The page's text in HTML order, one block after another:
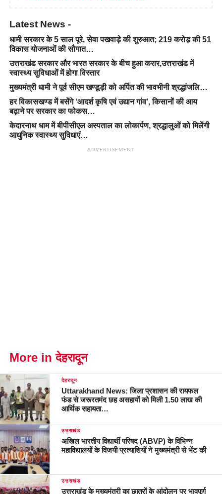
Latest News -
धामी सरकार के 5 साल पूरे, सेवा पखवाड़े की शुरुआत; 219 करोड़ की 51
विकास योजनाओं की सौगात…
उत्तराखंड सरकार और भारत सरकार के बीच हुआ करार,उत्तराखंड में
स्वास्थ्य सुविधाओं में होगा विस्तार
मुख्यमंत्री धामी ने पूर्व सीएम खण्डूड़ी को अर्पित की भावभीनी श्रद्धांजलि…
हर विकासखण्ड में बसेंगे ‘आदर्श कृषि एवं उद्यान गांव’, किसानों की आय
बढ़ाने पर सरकार का फोकस…
केदारनाथ धाम में बीपीसीएल अस्पताल का लोकार्पण, श्रद्धालुओं को मिलेंगी
आधुनिक स्वास्थ्य सुविधाएं…
ADVERTISEMENT
More in देहरादून
देहरादून
Uttarakhand News: जिला प्रशासन की रायफल
फंड से जरूरतमंद छह असहायों को मिली 1.50 लाख की
आर्थिक सहायता…
उत्तराखंड
अखिल भारतीय विद्यार्थी परिषद (ABVP) के विभिन्न
महाविद्यालयों के विजयी प्रत्याशियों ने मुख्यमंत्री से भेंट की
उत्तराखंड
उत्तराखंड के मुख्यमंत्री का छात्रों के आंदोलन पर भावपूर्ण